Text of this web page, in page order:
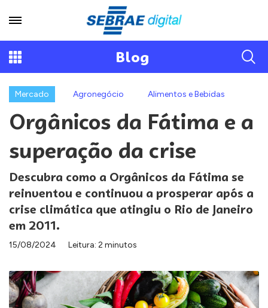
Blog
Mercado Agronegócio Alimentos e Bebidas
Orgânicos da Fátima e a
superação da crise
Descubra como a Orgânicos da Fátima se
reinventou e continuou a prosperar após a
crise climática que atingiu o Rio de Janeiro
em 2011.
15/08/2024 Leitura: 2 minutos